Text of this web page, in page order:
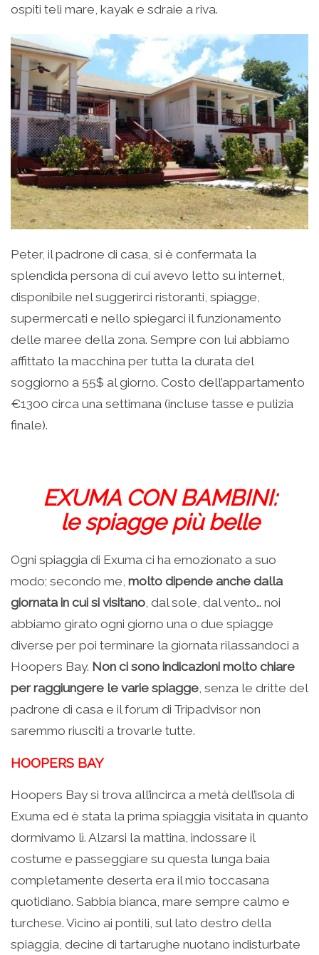
ospiti teli mare, kayak e sdraie a riva.
Peter, il padrone di casa, si è confermata la
splendida persona di cui avevo letto su internet,
disponibile nel suggerirci ristoranti, spiagge,
supermercati e nello spiegarci il funzionamento
delle maree della zona. Sempre con lui abbiamo
affittato la macchina per tutta la durata del
soggiorno a 55$ al giorno. Costo dell’appartamento
€1300 circa una settimana (incluse tasse e pulizia
finale).
EXUMA CON BAMBINI:
le spiagge più belle
Ogni spiaggia di Exuma ci ha emozionato a suo
modo; secondo me, molto dipende anche dalla
giornata in cui si visitano, dal sole, dal vento… noi
abbiamo girato ogni giorno una o due spiagge
diverse per poi terminare la giornata rilassandoci a
Hoopers Bay. Non ci sono indicazioni molto chiare
per raggiungere le varie spiagge, senza le dritte del
padrone di casa e il forum di Tripadvisor non
saremmo riusciti a trovarle tutte.
HOOPERS BAY
Hoopers Bay si trova all’incirca a metà dell’isola di
Exuma ed è stata la prima spiaggia visitata in quanto
dormivamo lì. Alzarsi la mattina, indossare il
costume e passeggiare su questa lunga baia
completamente deserta era il mio toccasana
quotidiano. Sabbia bianca, mare sempre calmo e
turchese. Vicino ai pontili, sul lato destro della
spiaggia, decine di tartarughe nuotano indisturbate